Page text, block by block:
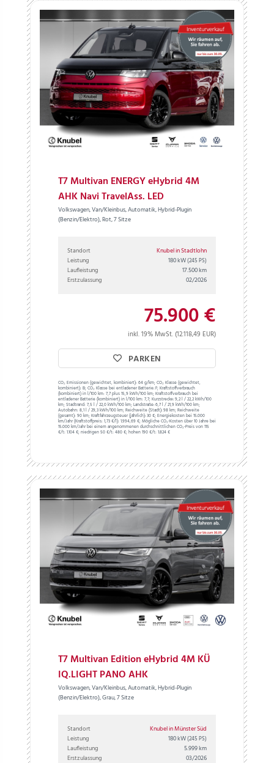
T7 Multivan ENERGY eHybrid 4M
AHK Navi TravelAss. LED
Volkswagen, Van/Kleinbus, Automatik, Hybrid-Plugin
(Benzin/Elektro), Rot, 7 Sitze
Standort
Knubel in Stadtlohn
Leistung
180 kW(245 PS)
Laufleistung
17.500 km
Erstzulassung
02/2026
75.900 €
inkl. 19% MwSt. (12.118,49 EUR)
PARKEN
CO₂ Emissionen (gewichtet, kombiniert): 64 g/km;CO₂ Klasse (gewichtet,
kombiniert): B;CO₂ Klasse bei entladener Batterie: F;Kraftstoffverbrauch
(kombiniert) in l/100 km: 7,7 plus 15,9 kWh/100 km;Kraftstoffverbrauch bei
entladener Batterie (kombiniert) in l/100 km: 7,7;Kurzstrecke: 9,2 l / 22,2 kWh/100
km;Stadtrand: 7,5 l / 22,0 kWh/100 km;Landstraße: 6,7 l / 21,9 kWh/100 km;
Autobahn: 8,1 l / 29,3 kWh/100 km;Reichweite (Stadt): 98 km;Reichweite
(gesamt): 90 km;Kraftfahrzeugsteuer (jährlich): 30 €;Energiekosten bei 15.000
km/Jahr (Kraftstoffpreis: 1,73€/l): 1.994,69 €;Mögliche CO₂-Kosten über 10 Jahre bei
15.000 km/Jahr bei einem angenommenen durchschnittlichen CO₂-Preis von 115
€/t: 1.104 €; niedrigen 50 €/t: 480 €; hohen 190 €/t: 1.824 €
T7 Multivan Edition eHybrid 4M KÜ
IQ.LIGHT PANO AHK
Volkswagen, Van/Kleinbus, Automatik, Hybrid-Plugin
(Benzin/Elektro), Grau, 7 Sitze
Standort
Knubel in Münster Süd
Leistung
180 kW(245 PS)
Laufleistung
5.999 km
Erstzulassung
03/2026